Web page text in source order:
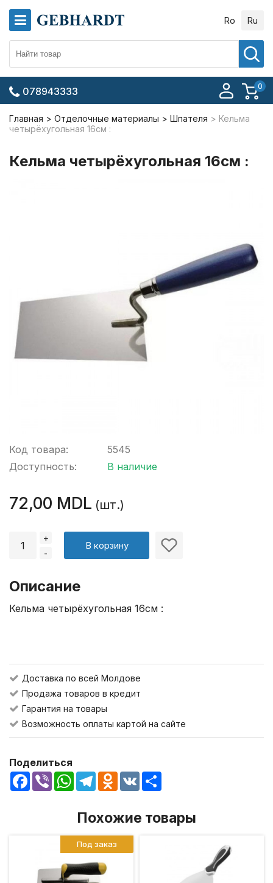
Ro Ru
0
078943333
Главная Отделочные материалы Шпателя
Кельма
четырёхугольная 16см :
Кельма четырёхугольная 16см :
Код товара:
Доступность:
5545
В наличие
72,00 MDL (шт.)
+
-
В корзину
Описание
Кельма четырёхугольная 16см :
Доставка по всей Молдове
Продажа товаров в кредит
Гарантия на товары
Возможность оплаты картой на сайте
Поделиться
Facebook
Viber WhatsApp
TelegramOdnoklassniki
VK
Похожие товары
Под заказ